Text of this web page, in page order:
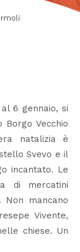
6 gennaio, si
Vecchio
natalizia è
Svevo e il
incantato. Le
di mercatini
mancano
Vivente,
chiese. Un